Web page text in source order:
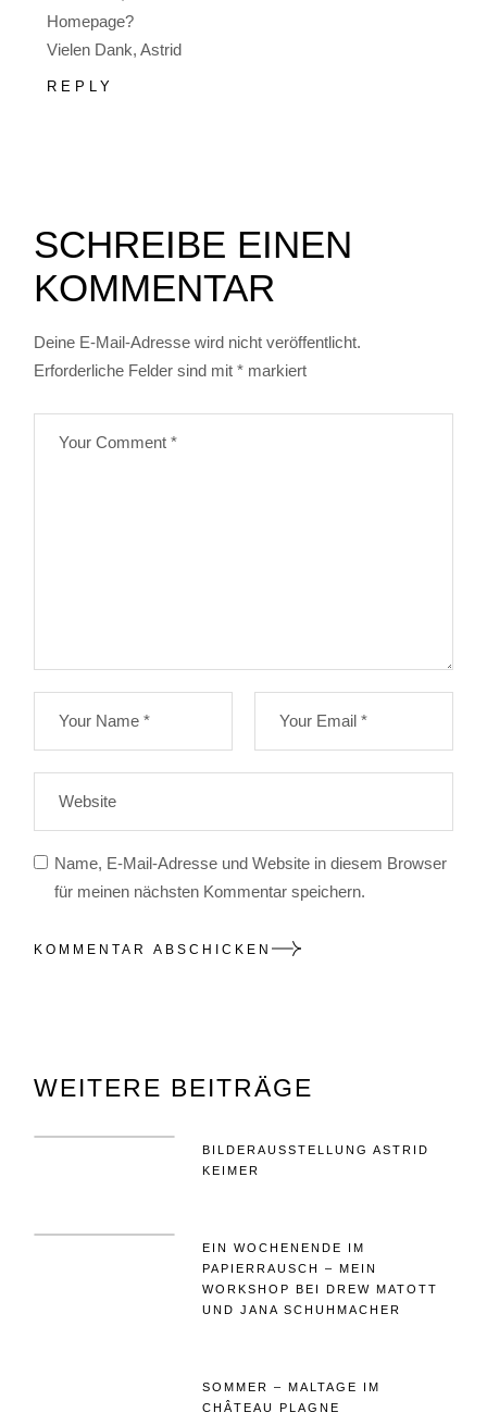
Homepage?
Vielen Dank, Astrid
REPLY
SCHREIBE EINEN
KOMMENTAR
Deine E-Mail-Adresse wird nicht veröffentlicht.
Erforderliche Felder sind mit* markiert
Name, E-Mail-Adresse und Website in diesem Browser
für meinen nächsten Kommentar speichern.
KOMMENTAR ABSCHICKEN
WEITERE BEITRÄGE
BILDERAUSSTELLUNG ASTRID
KEIMER
EIN WOCHENENDE IM
PAPIERRAUSCH – MEIN
WORKSHOP BEI DREW MATOTT
UND JANA SCHUHMACHER
SOMMER – MALTAGE IM
CHÂTEAU PLAGNE